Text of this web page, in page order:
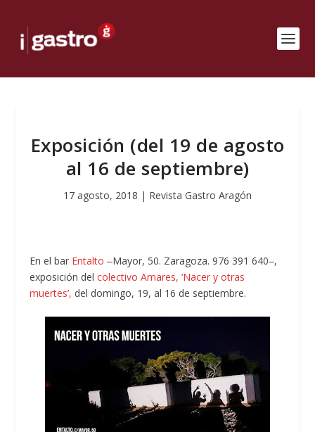
Exposición (del 19 de agosto
al 16 de septiembre)
17 agosto, 2018 | Revista Gastro Aragón
En el bar Entalto ‒Mayor, 50. Zaragoza. 976 391 640‒,
exposición delcolectivo Amares, ‘Nacer y otras
muertes’, del domingo, 19, al 16 de septiembre.